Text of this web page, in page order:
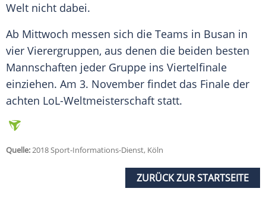
Welt nicht dabei.
Ab Mittwoch messen sich die Teams in Busan in
vier Vierergruppen, aus denen die beiden besten
Mannschaften jeder Gruppe ins Viertelfinale
einziehen. Am 3. November findet das Finale der
achten LoL-Weltmeisterschaft statt.
Quelle:2018 Sport-Informations-Dienst, Köln
ZURÜCK ZUR STARTSEITE